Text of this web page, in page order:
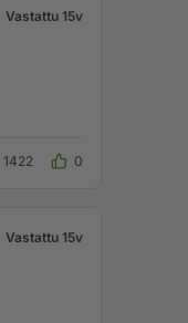
Vastattu 15v
1422 0
Vastattu 15v